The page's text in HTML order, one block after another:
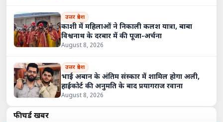
उत्तर प्रदेश
काशी में महिलाओं ने निकाली कलश यात्रा, बाबा
विश्वनाथ के दरबार में की पूजा-अर्चना
August 8, 2026
उत्तर प्रदेश
भाई अबान के अंतिम संस्कार में शामिल होगा अली,
हाईकोर्ट की अनुमति के बाद प्रयागराज रवाना
August 8, 2026
फीचर्ड खबरें